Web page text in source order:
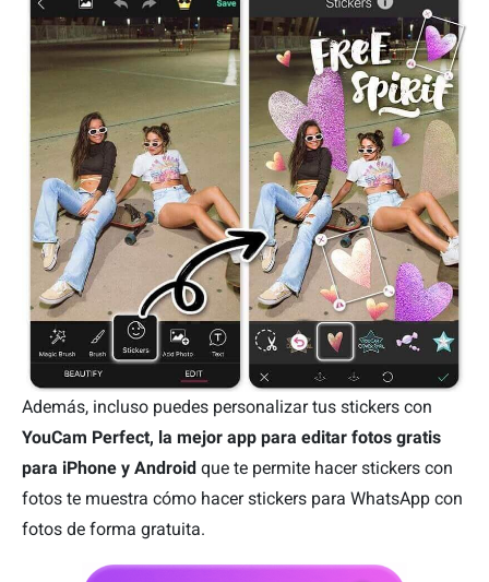
Además, incluso puedes personalizar tus stickers con
YouCam Perfect, la mejor app para editar fotos gratis
para iPhone y Android que te permite hacer stickers con
fotos te muestra cómo hacer stickers para WhatsApp con
fotos de forma gratuita.